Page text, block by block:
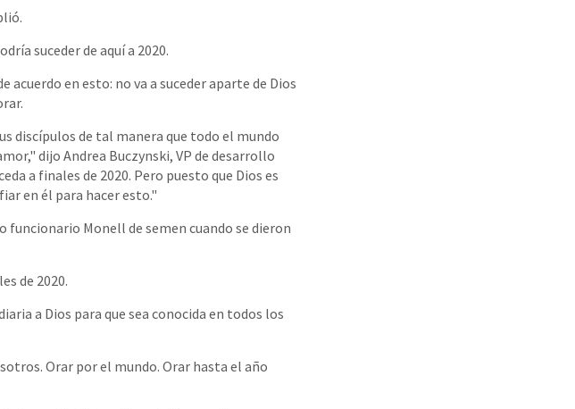
suceder de aquí a 2020.
en esto: no va a suceder aparte de Dios
discípulos de tal manera que todo el mundo
dijo Andrea Buczynski, VP de desarrollo
a finales de 2020. Pero puesto que Dios es
en él para hacer esto."
Monell de semen cuando se dieron
de 2020.
a Dios para que sea conocida en todos los
Orar por el mundo. Orar hasta el año